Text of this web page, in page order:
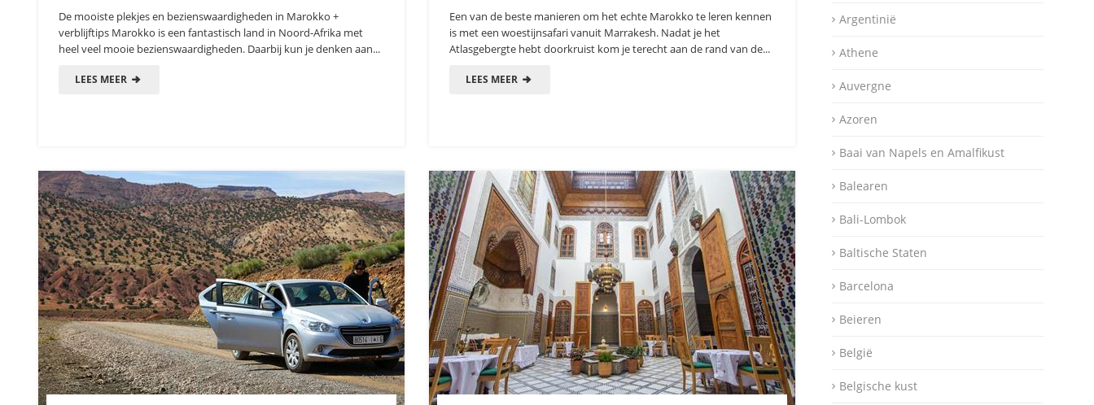
De mooiste plekjes en bezienswaardigheden in Marokko +
verblijftips Marokko is een fantastisch land in Noord-Afrika met
heel veel mooie bezienswaardigheden. Daarbij kun je denken aan...
LEES MEER
Een van de beste manieren om het echte Marokko te leren kennen
is met een woestijnsafari vanuit Marrakesh. Nadat je het
Atlasgebergte hebt doorkruist kom je terecht aan de rand van de...
LEES MEER
Argentinië
Athene
Auvergne
Azoren
Baai van Napels en Amalfikust
Balearen
Bali-Lombok
Baltische Staten
Barcelona
Beieren
België
Belgische kust